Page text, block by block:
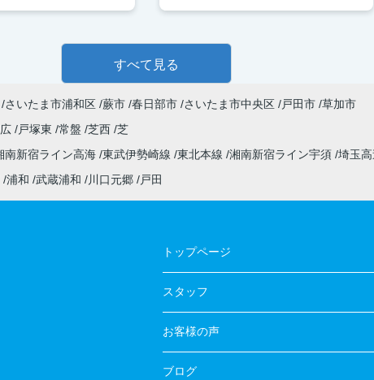
すべて見る
さいたま市浦和区 蕨市 春日部市 さいたま市中央区 戸田市 草加市
戸塚東 常盤 芝西 芝
南新宿ライン高海 東武伊勢崎線 東北本線 湘南新宿ライン宇須 埼玉
浦和 武蔵浦和 川口元郷 戸田
トップページ
スタッフ
お客様の声
ブログ